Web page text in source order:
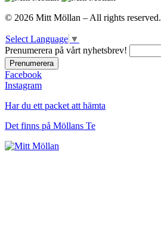
© 2026 Mitt Möllan – All rights reserved.
Select Language ▼
Prenumerera på vårt nyhetsbrev!
Facebook
Instagram
Har du ett packet att hämta
Det finns på Möllans Te